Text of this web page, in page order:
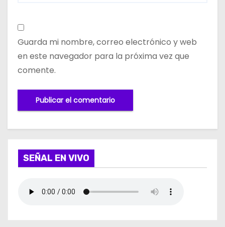
Guarda mi nombre, correo electrónico y web
en este navegador para la próxima vez que
comente.
SEÑAL EN VIVO